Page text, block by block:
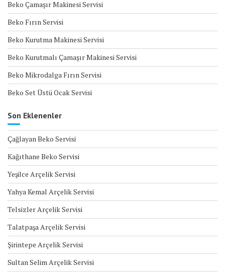
Beko Çamaşır Makinesi Servisi
Beko Fırın Servisi
Beko Kurutma Makinesi Servisi
Beko Kurutmalı Çamaşır Makinesi Servisi
Beko Mikrodalga Fırın Servisi
Beko Set Üstü Ocak Servisi
Son Eklenenler
Çağlayan Beko Servisi
Kağıthane Beko Servisi
Yeşilce Arçelik Servisi
Yahya Kemal Arçelik Servisi
Telsizler Arçelik Servisi
Talatpaşa Arçelik Servisi
Şirintepe Arçelik Servisi
Sultan Selim Arçelik Servisi